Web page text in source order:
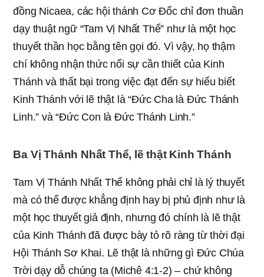
đồng Nicaea, các hội thánh Cơ Đốc chỉ đơn thuần
dạy thuật ngữ “Tam Vị Nhất Thể” như là một học
thuyết thần học bằng tên gọi đó. Vì vậy, họ thậm
chí không nhận thức nổi sự cần thiết của Kinh
Thánh và thất bại trong việc đạt đến sự hiểu biết
Kinh Thánh với lẽ thật là “Đức Cha là Đức Thánh
Linh.” và “Đức Con là Đức Thánh Linh.”
Ba Vị Thánh Nhất Thể, lẽ thật Kinh Thánh
Tam Vị Thánh Nhất Thể không phải chỉ là lý thuyết
mà có thể được khẳng định hay bị phủ định như là
một học thuyết giả định, nhưng đó chính là lẽ thật
của Kinh Thánh đã được bày tỏ rõ ràng từ thời đại
Hội Thánh Sơ Khai. Lẽ thật là những gì Đức Chúa
Trời dạy dỗ chúng ta (Michê 4:1-2) – chứ không